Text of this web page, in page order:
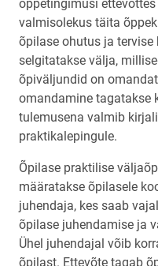
õppetingimusi
valmisolekus täita
õpilase ohutus ja
selgitatakse välja,
õpiväljundid on
omandamine tagatakse
tulemusena valmib
praktikalepingule.
Õpilase praktilise
määratakse õpilasele
juhendaja, kes saab
õpilase juhendamise ja
Ühel juhendajal võib
õpilast. Ettevõte tagab